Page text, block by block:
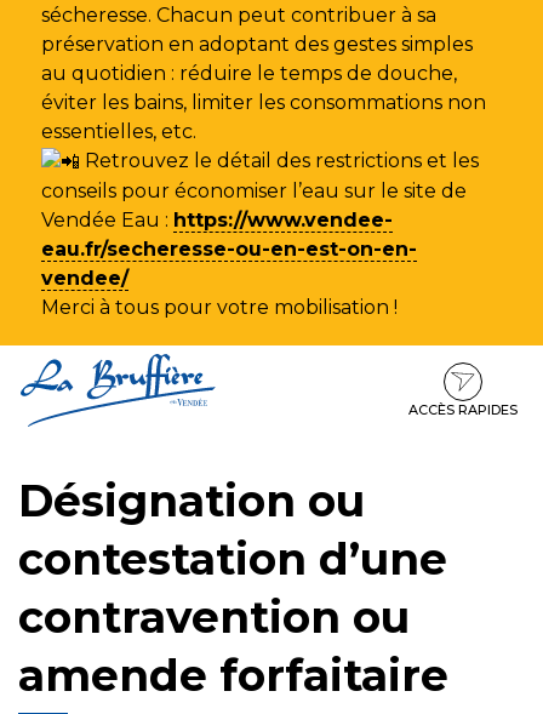
sécheresse. Chacun peut contribuer à sa
préservation en adoptant des gestes simples
au quotidien : réduire le temps de douche,
éviter les bains, limiter les consommations non
essentielles, etc.
Retrouvez le détail des restrictions et les
conseils pour économiser l’eau sur le site de
Vendée Eau : https://www.vendee-
eau.fr/secheresse-ou-en-est-on-en-
vendee/
Merci à tous pour votre mobilisation !
au
contenu
au
ACCÈS RAPIDES
Désignation ou
contestation d’une
contravention ou
amende forfaitaire